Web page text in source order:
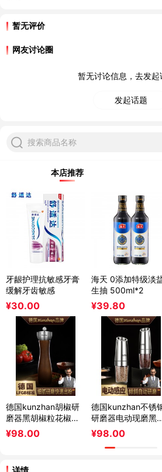
暂无评价
网友讨论圈
暂无讨论信息，去发起
发起话题
搜索商品名称
本店推荐
牙龈护理抗敏感牙膏
缓解牙齿敏感
¥30.00
海天 0添加特级淡
生抽 500ml*2
¥39.80
德国kunzhan胡椒研
磨器黑胡椒粒花椒手
动玫瑰海盐研磨瓶厨
房家用
¥98.00
德国kunzhan不锈
研磨器电动现磨黑
椒粒海盐瓶花椒粉家
用厨房
¥98.00
详情